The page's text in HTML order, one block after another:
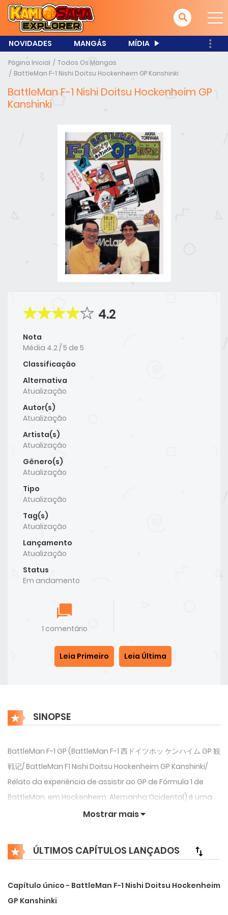
NOVIDADES MANGÁS MÍDIA
Página Inicial
Todos Os Mangas
BattleMan F-1 Nishi Doitsu Hockenheim GP Kanshinki
BattleMan F-1 Nishi Doitsu Hockenheim GP
Kanshinki
4.2
Nota
Média 4.2/5 de 5
Classificação
Alternativa
Atualização
Autor(s)
Atualização
Artista(s)
Atualização
Gênero(s)
Atualização
Tipo
Atualização
Tag(s)
Atualização
Lançamento
Atualização
Status
Em andamento
1 comentário
Leia Primeiro Leia Última
SINOPSE
BattleMan F-1 GP (BattleMan F-1 西ドイツホッ ケンハイム GP 観
戦记/ BattleMan F1 Nishi Doitsu Hockenheim GP Kanshinki/
Relato da experiência de assistir ao GP de Fórmula 1 de
BattleMan, em Hockenheim, Alemanha Ocidental) é uma
raríssima história criada por Akira Toriyama em 1990 por
pequeno curta foi publicado na edição 44 da revista
Weekly Shonen Jump, e em 10 de Janeiro de 1991 foi
editados pela Shueisha.
O curta é apresentado como uma espécie de relatório
Mostrar mais
ÚLTIMOS CAPÍTULOS LANÇADOS
Capítulo único - BattleMan F-1 Nishi Doitsu Hockenheim
GP Kanshinki